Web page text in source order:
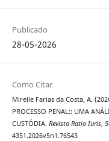
Publicado
28-05-2026
Como Citar
Mirelle Farias da Costa, A.
PROCESSO PENAL:: UMA
CUSTÓDIA. Revista Ratio Iuris, 5
4351.2026v5n1.76543